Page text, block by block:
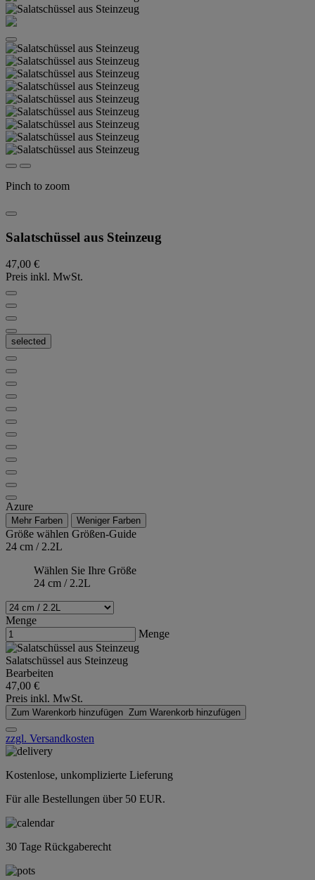
Pinch to zoom
Salatschüssel aus Steinzeug
47,00 €
Preis inkl. MwSt.
selected
Azure
Mehr Farben Weniger Farben
Größe wählen Größen-Guide
24 cm / 2.2L
Wählen Sie Ihre Größe
24 cm / 2.2L
Menge
Menge
Salatschüssel aus Steinzeug
Bearbeiten
47,00 €
Preis inkl. MwSt.
Zum Warenkorb hinzufügen Zum Warenkorb hinzufügen
zzgl. Versandkosten
Kostenlose, unkomplizierte Lieferung
Für alle Bestellungen über 50 EUR.
30 Tage Rückgaberecht